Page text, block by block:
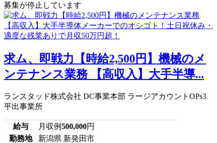
募集が停止しています
求ム、即戦力【時給2,500円】機械のメ
ンテナンス業務 【高収入】大手半導...
ランスタッド株式会社 DC事業本部 ラージアカウントOPs3
平出事業所
給与 月収例500,000円
勤務地
新潟県 新発田市